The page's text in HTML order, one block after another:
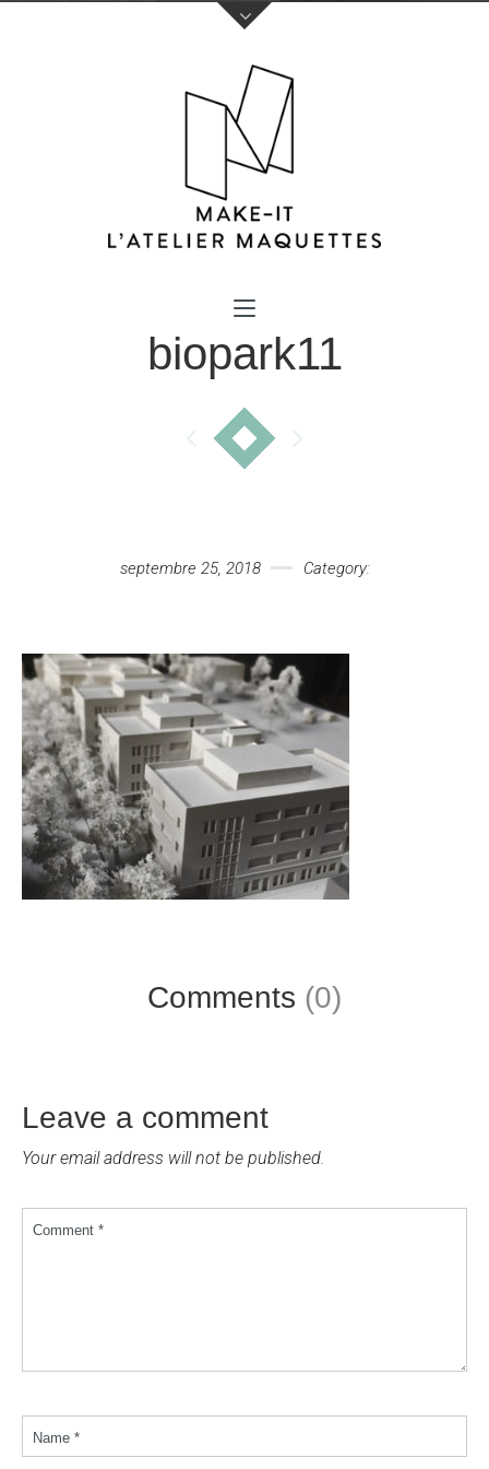
Votre nom (obligatoire)
Votre e-mail (obligatoire)
Votre message
biopark11
septembre 25, 2018 Category:
Comments (0)
Leave a comment
Your email address will not be published.
Comment *
Name *